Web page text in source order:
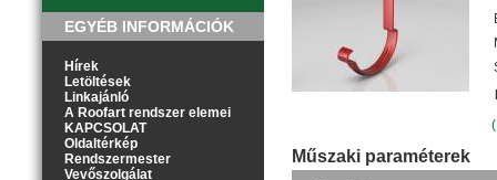
EGYÉB INFORMÁCIÓK
Hírek
Letöltések
Linkajánló
A Roofart rendszer elemei
KAPCSOLAT
Oldaltérkép
Rendszermester
Vevőszolgálat
Műszaki paraméterek